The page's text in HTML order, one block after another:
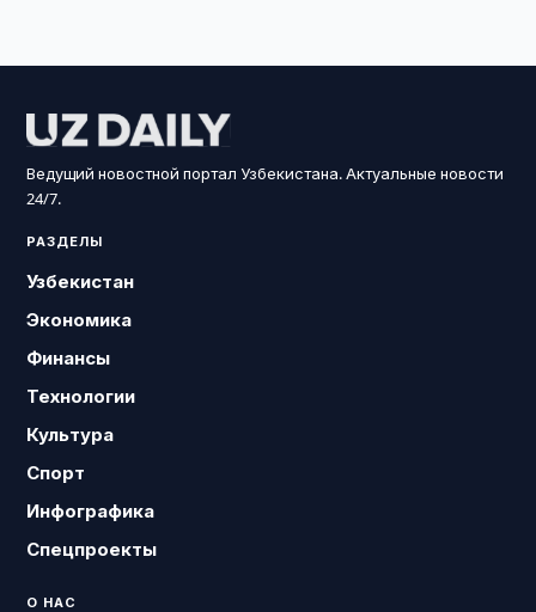
Ведущий новостной портал Узбекистана. Актуальные новости
24/7.
РАЗДЕЛЫ
Узбекистан
Экономика
Финансы
Технологии
Культура
Спорт
Инфографика
Спецпроекты
О НАС